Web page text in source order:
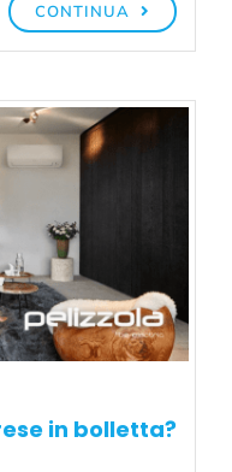
CONTINUA
in bolletta?